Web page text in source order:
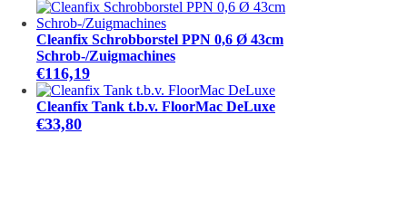
Cleanfix Schrobborstel PPN 0,6 Ø 43cm
Schrob-/Zuigmachines
€116,19
Cleanfix Tank t.b.v. FloorMac DeLuxe
€33,80